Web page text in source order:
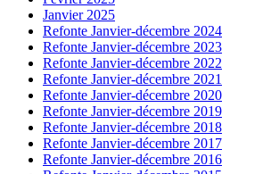
Janvier 2025
Refonte Janvier-décembre 2024
Refonte Janvier-décembre 2023
Refonte Janvier-décembre 2022
Refonte Janvier-décembre 2021
Refonte Janvier-décembre 2020
Refonte Janvier-décembre 2019
Refonte Janvier-décembre 2018
Refonte Janvier-décembre 2017
Refonte Janvier-décembre 2016